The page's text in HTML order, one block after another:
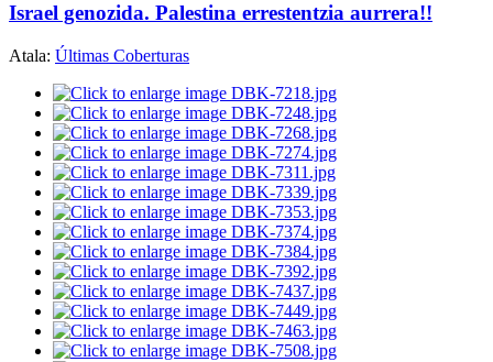
Israel genozida. Palestina errestentzia aurrera!!
Atala: Últimas Coberturas